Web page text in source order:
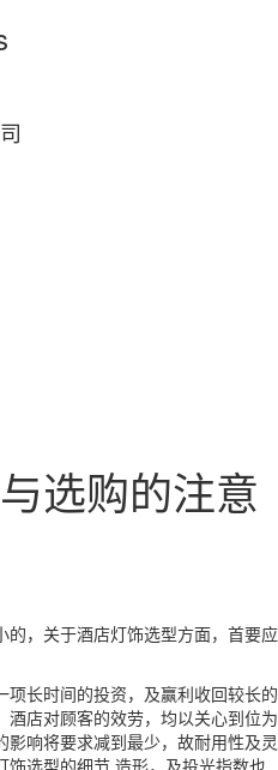
选购的注意
的，关于酒店灯饰选型方面，首要应
长时间的投资，及赢利收回较长的
店对顾客的效劳，均以关心到位为
响将要求减到最少，故耐用性及灵
选型的细节 造形，及投光指数也